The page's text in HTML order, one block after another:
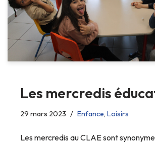
Les mercredis
29 mars 2023 Enfance, Loisirs
Les mercredis au CLAE sont